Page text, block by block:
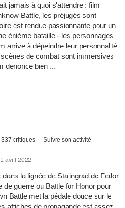
jamais à quoi s'attendre : film
Battle, les préjugés sont
est rendue passionnante pour un
énième bataille - les personnages
arrive à dépeindre leur personnalité
de combat sont immersives
dénonce bien ...
337 critiques Suivre son activité
avril 2022
la lignée de Stalingrad de Fedor
de guerre ou Battle for Honor pour
Battle met la pédale douce sur le
affiches de propagande est assez